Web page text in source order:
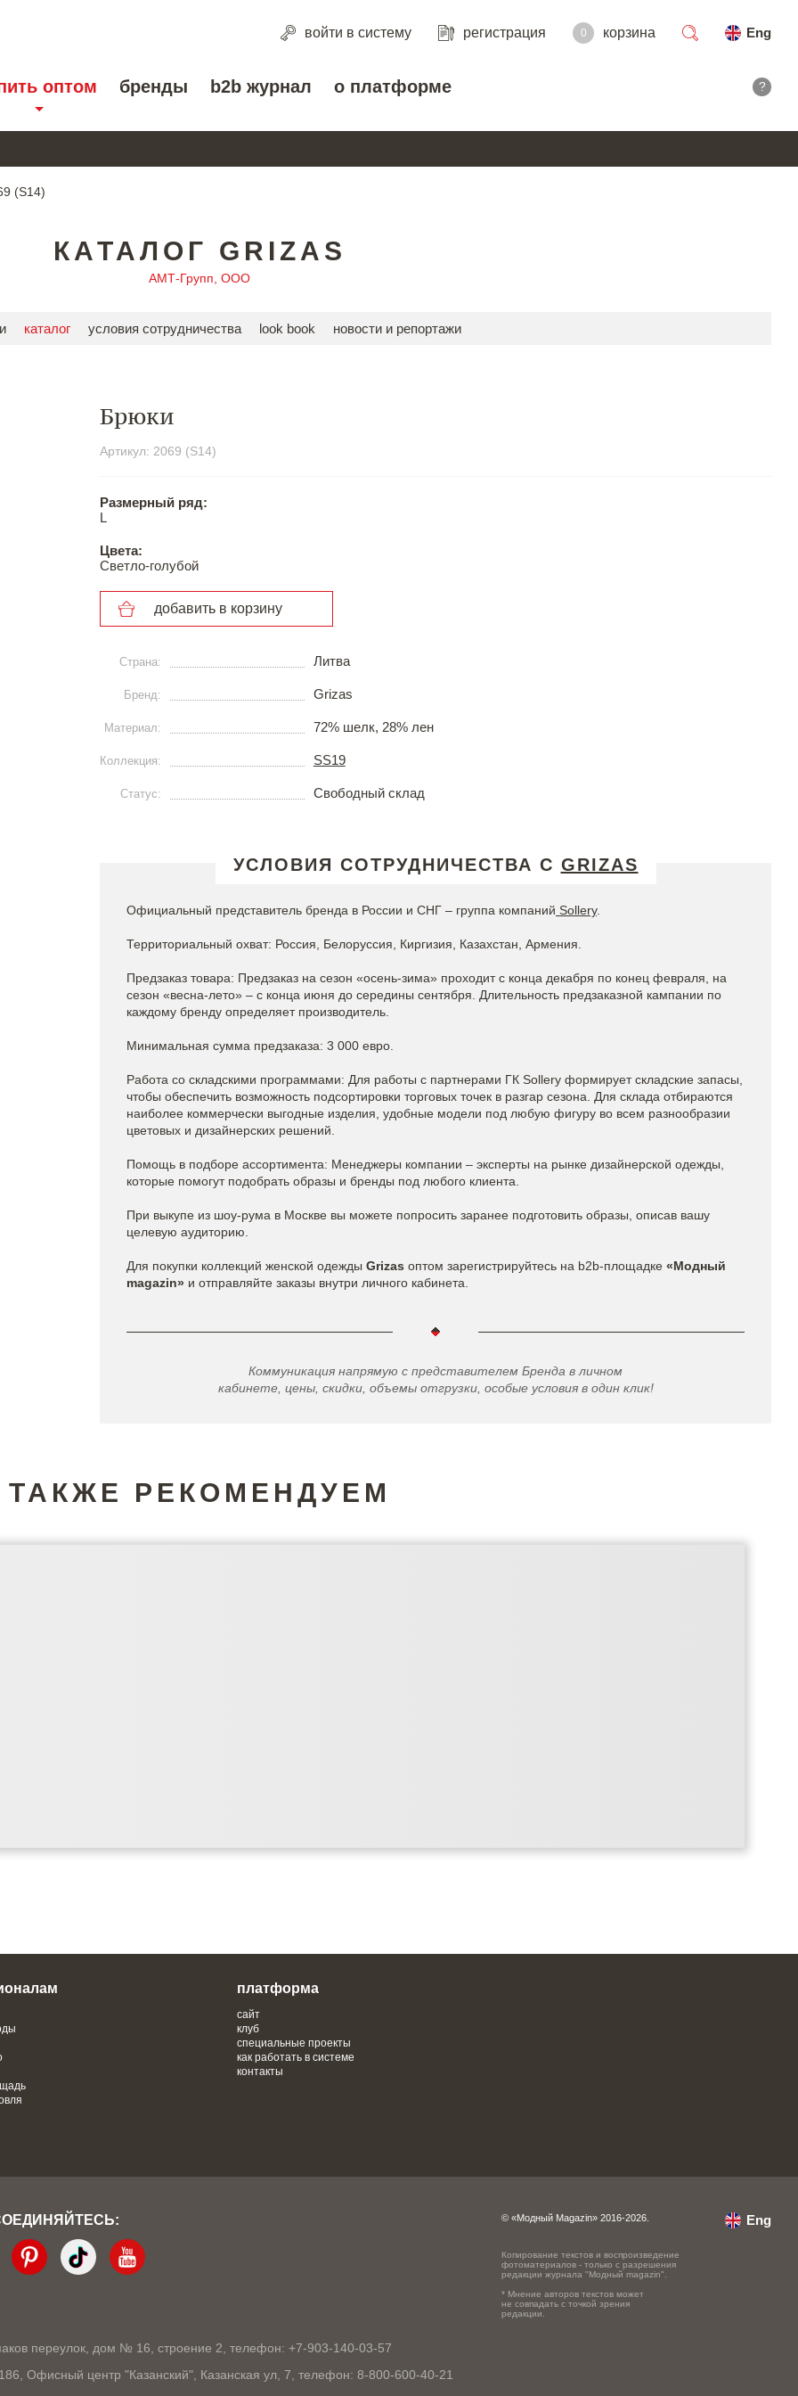
войти в систему регистрация 0 корзина
Eng
оптом бренды b2b журнал о платформе ?
(S14)
КАТАЛОГ GRIZAS
АМТ-Групп, ООО
каталог условия сотрудничества look book новости и репортажи
Брюки
Артикул: 2069 (S14)
Размерный ряд:
L
Цвета:
Светло-голубой
добавить в корзину
Страна: Литва
Бренд: Grizas
Материал: 72% шелк, 28% лен
Коллекция: SS19
Статус: Свободный склад
УСЛОВИЯ СОТРУДНИЧЕСТВА С GRIZAS
Официальный представитель бренда в России и СНГ – группа компаний Sollery.
Территориальный охват: Россия, Белоруссия, Киргизия, Казахстан, Армения.
Предзаказ товара: Предзаказ на сезон «осень-зима» проходит с конца декабря по конец февраля, на
сезон «весна-лето» – с конца июня до середины сентября. Длительность предзаказной кампании по
каждому бренду определяет производитель.
Минимальная сумма предзаказа: 3 000 евро.
Работа со складскими программами: Для работы с партнерами ГК Sollery формирует складские запасы,
чтобы обеспечить возможность подсортировки торговых точек в разгар сезона. Для склада отбираются
наиболее коммерчески выгодные изделия, удобные модели под любую фигуру во всем разнообразии
цветовых и дизайнерских решений.
Помощь в подборе ассортимента: Менеджеры компании – эксперты на рынке дизайнерской одежды,
которые помогут подобрать образы и бренды под любого клиента.
При выкупе из шоу-рума в Москве вы можете попросить заранее подготовить образы, описав вашу
целевую аудиторию.
Для покупки коллекций женской одежды Grizas​ оптом зарегистрируйтесь на b2b-площадке «Модный
magazin» и отправляйте заказы внутри личного кабинета.
Коммуникация напрямую с представителем Бренда в личном
кабинете, цены, скидки, объемы отгрузки, особые условия в один клик!
ТАКЖЕ РЕКОМЕНДУЕМ
платформа
сайт
клуб
специальные проекты
как работать в системе
контакты
переулок, дом № 16, строение 2, телефон: +7-903-140-03-57
Офисный центр "Казанский", Казанская ул, 7, телефон: 8-800-600-40-21
© «Модный Magazin» 2016-2026.
Копирование текстов и воспроизведение
фотоматериалов - только с разрешения
редакции журнала "Модный magazin".
* Мнение авторов текстов может
не совпадать с точкой зрения
редакции.
Eng